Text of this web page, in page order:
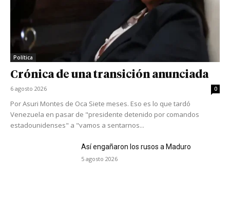
Política
Crónica de una transición anunciada
6 agosto 2026 0
Por Asuri Montes de Oca Siete meses. Eso es lo que tardó
Venezuela en pasar de "presidente detenido por comandos
estadounidenses" a "vamos a sentarnos...
Así engañaron los rusos a Maduro
5 agosto 2026